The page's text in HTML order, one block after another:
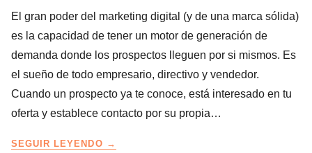
El gran poder del marketing digital (y de una marca sólida)
es la capacidad de tener un motor de generación de
demanda donde los prospectos lleguen por si mismos. Es
el sueño de todo empresario, directivo y vendedor.
Cuando un prospecto ya te conoce, está interesado en tu
oferta y establece contacto por su propia…
SEGUIR LEYENDO